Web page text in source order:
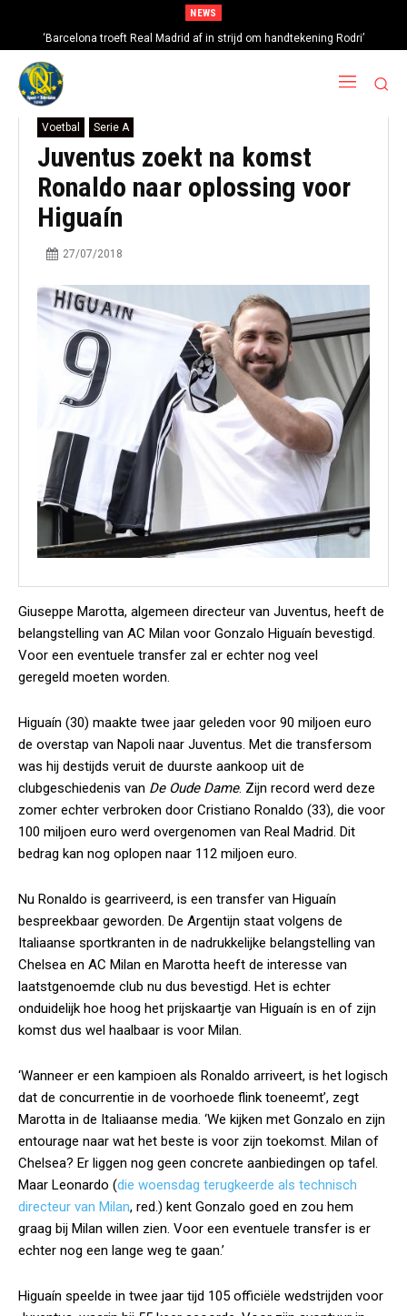
NEWS
‘Barcelona troeft Real Madrid af in strijd om handtekening Rodri’
Voetbal Serie A
Juventus zoekt na komst
Ronaldo naar oplossing voor
Higuaín
27/07/2018
Giuseppe Marotta, algemeen directeur van Juventus, heeft de
belangstelling van AC Milan voor Gonzalo Higuaín bevestigd.
Voor een eventuele transfer zal er echter nog veel
geregeld moeten worden.
Higuaín (30) maakte twee jaar geleden voor 90 miljoen euro
de overstap van Napoli naar Juventus. Met die transfersom
was hij destijds veruit de duurste aankoop uit de
clubgeschiedenis van De Oude Dame. Zijn record werd deze
zomer echter verbroken door Cristiano Ronaldo (33), die voor
100 miljoen euro werd overgenomen van Real Madrid. Dit
bedrag kan nog oplopen naar 112 miljoen euro.
Nu Ronaldo is gearriveerd, is een transfer van Higuaín
bespreekbaar geworden. De Argentijn staat volgens de
Italiaanse sportkranten in de nadrukkelijke belangstelling van
Chelsea en AC Milan en Marotta heeft de interesse van
laatstgenoemde club nu dus bevestigd. Het is echter
onduidelijk hoe hoog het prijskaartje van Higuaín is en of zijn
komst dus wel haalbaar is voor Milan.
‘Wanneer er een kampioen als Ronaldo arriveert, is het logisch
dat de concurrentie in de voorhoede flink toeneemt’, zegt
Marotta in de Italiaanse media. ‘We kijken met Gonzalo en zijn
entourage naar wat het beste is voor zijn toekomst. Milan of
Chelsea? Er liggen nog geen concrete aanbiedingen op tafel.
Maar Leonardo (die woensdag terugkeerde als technisch
directeur van Milan, red.) kent Gonzalo goed en zou hem
graag bij Milan willen zien. Voor een eventuele transfer is er
echter nog een lange weg te gaan.’
Higuaín speelde in twee jaar tijd 105 officiële wedstrijden voor